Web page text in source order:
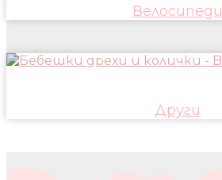
Велосипеди
Други